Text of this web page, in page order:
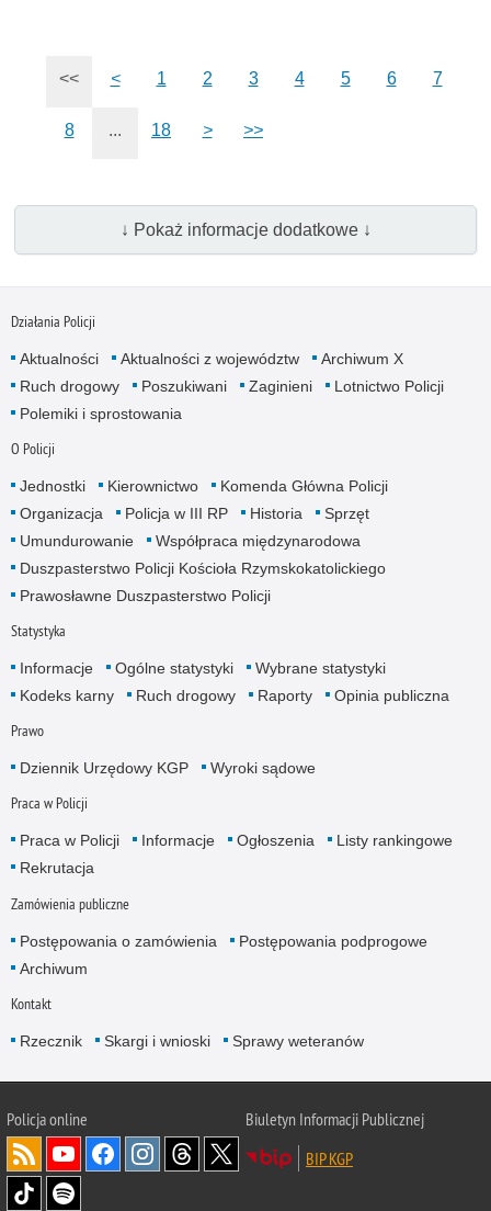
<< < 1 2 3 4 5 6 7
8 ... 18 > >>
↓ Pokaż informacje dodatkowe ↓
Działania Policji
Aktualności Aktualności z województw
Archiwum X
Ruch drogowy
Poszukiwani Zaginieni
Lotnictwo Policji
Polemiki i sprostowania
O Policji
Jednostki Kierownictwo
Komenda Główna Policji
Organizacja
Policja w III RP Historia
Sprzęt
Umundurowanie
Współpraca międzynarodowa
Duszpasterstwo Policji Kościoła Rzymskokatolickiego
Prawosławne Duszpasterstwo Policji
Statystyka
Informacje Ogólne statystyki
Wybrane statystyki
Kodeks karny
Ruch drogowy Raporty Opinia publiczna
Prawo
Dziennik Urzędowy KGP Wyroki sądowe
Praca w Policji
Praca w Policji Informacje Ogłoszenia
Listy rankingowe
Rekrutacja
Zamówienia publiczne
Postępowania o zamówienia
Postępowania podprogowe
Archiwum
Kontakt
Rzecznik Skargi i wnioski Sprawy weteranów
Policjaonline
Biuletyn Informacji Publicznej
BIP KGP